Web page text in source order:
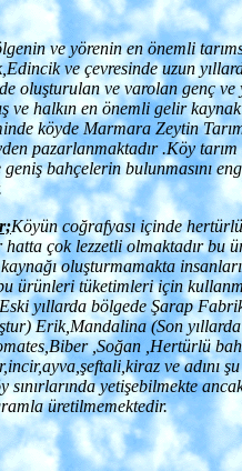
ve yörenin en önemli
ve çevresinde uzun
oluşturulan ve varolan genç
ve halkın en önemli gelir
köyde Marmara Zeytin
pazarlanmaktadır .Köy
geniş bahçelerin bulunmasını
Köyün coğrafyası içinde
hatta çok lezzetli olmaktadır bu
oluşturmamakta
ürünleri tüketimleri için
yıllarda bölgede Şarap
Erik,Mandalina (Son
,Soğan ,Hertürlü
ve adını
sınırlarında yetişebilmekte
üretilmemektedir.